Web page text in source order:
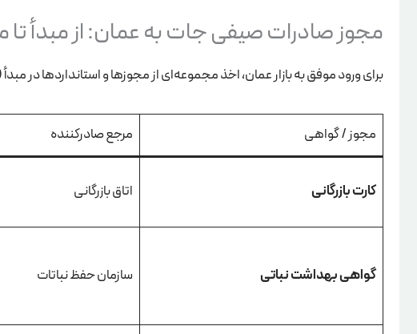
مجوز صادرات صیفی جات به عمان: از مبدأ
برای ورود موفق به بازار عمان، اخذ مجموعه‌ای از مجوزها و استانداردها در
مجوز / گواهی مرجع صادرکننده
کارت بازرگانی اتاق بازرگانی
گواهی بهداشت نباتی سازمان حفظ نباتات